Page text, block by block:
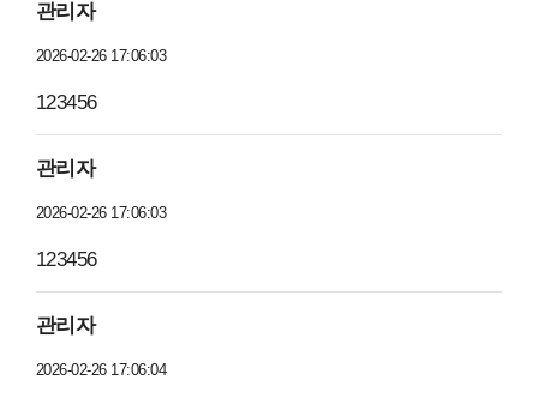
관리자
2026-02-26 17:06:03
123456
관리자
2026-02-26 17:06:03
123456
관리자
2026-02-26 17:06:04